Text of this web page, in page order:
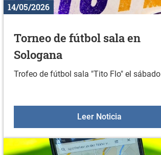
14/05/2026
Torneo de fútbol sala en
Sologana
Trofeo de fútbol sala "Tito Flo" el sábado
Leer Noticia